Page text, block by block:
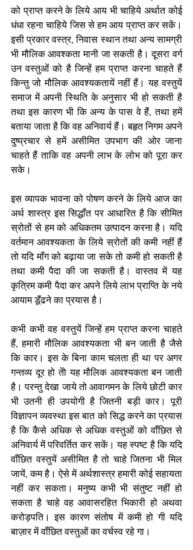
को प्राप्त करने के लिये आय भी चाहिये अर्थात कोई
धंधा रहना चाहिये जिस से हम आय प्राप्त कर सकें।
इसी प्रकार वस्त्र, निवास स्थान तथा अन्य सामग्री
भी मौलिक आवश्कता मानी जा सकती है। दूसरा वर्ग
उन वस्तुओं को है जिन्हें हम प्राप्त करना चाहते हैं
किन्तु जो मौलिक आवश्यकतायें नहीं हैं। यह वस्तुयें
समाज में अपनी स्थिति के अनुसार भी हो सकती है
तथा इस कारण भी कि अन्य के पास वे हैं, तथा हमें
बताया जाता है कि वह अनिवार्य हैं। बहृत निगम अपने
दुष्प्रचार से हमें असीमित उपभाग की ओर जाना
चाहते हैं ताकि वह अपनी लाभ के लोभ को पूरा कर
सके।
इस व्यापक भावना को पोषण करने के लिये आज का
अर्थ शास्त्र इस सिद्धॉंत पर आधारित है कि सीमित
स्रोतों से हम को अधिकतम उत्पादन करना है। यदि
वर्तमान आवश्यकता के लिये स्रोतों की कमी नहीं हैं
तो यदि मॉंग को बढ़ाया जा सके तो कमी हो सकती है
तथा कमी पैदा की जा सकती है। वास्तव में यह
कृत्रिम कमी पैदा कर अपने लिये लाभ प्राप्ति के नये
आयाम डूॅंढने का प्रयास है।
कभी कभी वह वस्तुयें जिन्हें हम प्राप्त करना चाहते
हैं, हमारी मौलिक आवश्यकता भी बन जाती है जैसे
कि कार। इस के बिना काम चलता ही था पर अगर
गन्तव्य दूर हो तेो यह मौलिक आवश्यकता बन जाती
है। परन्तु देखा जाये तो आवागमन के लिये छोटी कार
भी उतनी ही उपयोगी है जितनी बड़ी कार। पूरी
विज्ञापन व्यवस्था इस बात को सिद्ध करने का प्रयास
है कि कैसे अधिक से अधिक वस्तुओं को वॉंछित से
अनिवार्य में परिवर्तित कर सकें। यह स्पष्ट है कि यदि
वॉंछित वस्तुयें असीमित है तो चाहे जितना भी मिल
जायें, कम है। ऐसे में अर्थशास्त्र हमारी कोई सहायता
नहीं कर सकता। मनुष्य कभी भी संतुष्ट नहीं हो
सकता है चाहे वह आवासरहित भिकारी हो अथवा
करोड़पति। इस कारण संतोष में कमी हो गी यदि
बाज़ार में वॉंछित वस्तुओं का वर्चस्व रहे गा।